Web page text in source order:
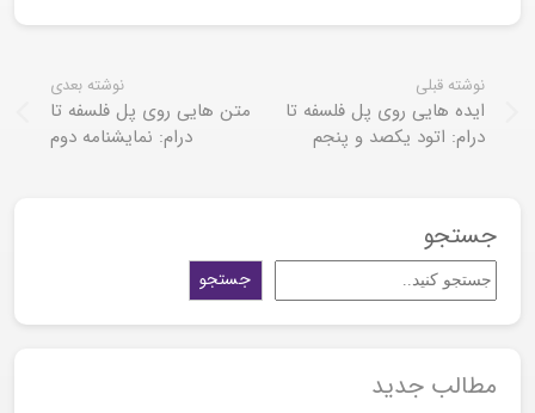
نوشته قبلی
ایده هایی روی پل فلسفه تا
درام: اتود یکصد و پنجم
نوشته بعدی
متن هایی روی پل فلسفه تا
درام: نمایشنامه دوم
جستجو
جستجو
مطالب جدید